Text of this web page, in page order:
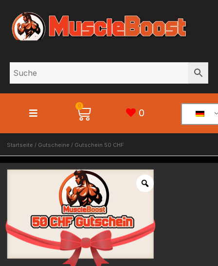
0
0
Startseite / Gutscheine / Gutschein 50 CHF